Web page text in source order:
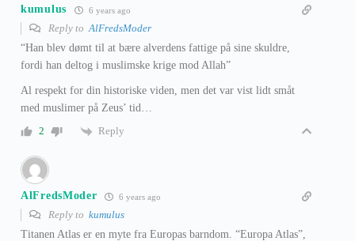
kumulus 6 years ago
Reply to AlFredsModer
“Han blev dømt til at bære alverdens fattige på sine skuldre,
fordi han deltog i muslimske krige mod Allah”
Al respekt for din historiske viden, men det var vist lidt småt
med muslimer på Zeus’ tid…
2
Reply
AlFredsModer 6 years ago
Reply to kumulus
Titanen Atlas er en myte fra Europas barndom. “Europa Atlas”,